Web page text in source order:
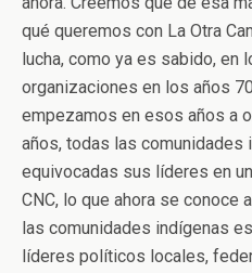
qué queremos con La Otra
lucha, como ya es sabido, en
organizaciones en los años
empezamos en esos años a
años, todas las comunidades
equivocadas sus líderes en
CNC, lo que ahora se conoce
las comunidades indígenas
líderes políticos locales,